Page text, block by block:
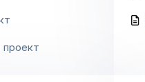
проект